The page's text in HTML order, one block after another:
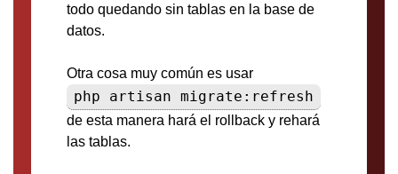
todo quedando sin tablas en la base de
datos.
Otra cosa muy común es usar
php artisan migrate:refresh
de esta manera hará el rollback y rehará
las tablas.